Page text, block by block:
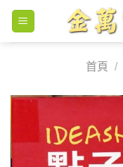
Skip
content
首頁
/